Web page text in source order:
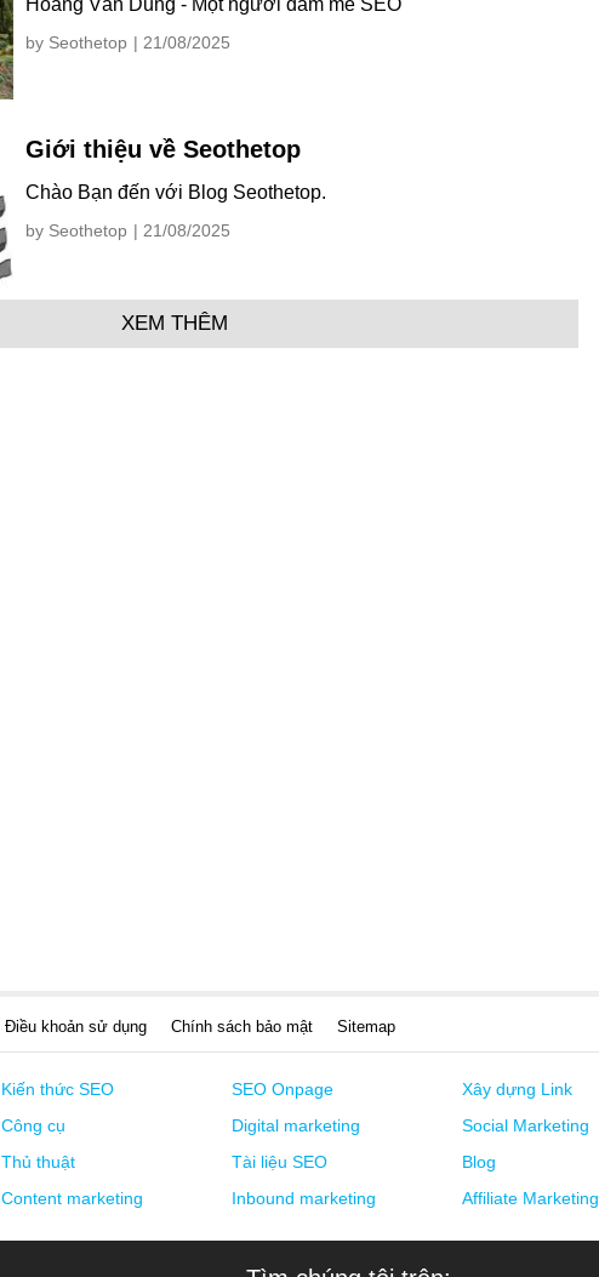
Hoàng Văn Dũng - Một người đam mê SEO
by Seothetop | 21/08/2025
Giới thiệu về Seothetop
Chào Bạn đến với Blog Seothetop.
by Seothetop | 21/08/2025
XEM THÊM
Điều khoản sử dụng Chính sách bảo mật Sitemap
Kiến thức SEO SEO Onpage Xây dựng Link
Công cụ Digital marketing Social Marketing
Thủ thuật Tài liệu SEO Blog
Content marketing Inbound marketing Affiliate Marketing